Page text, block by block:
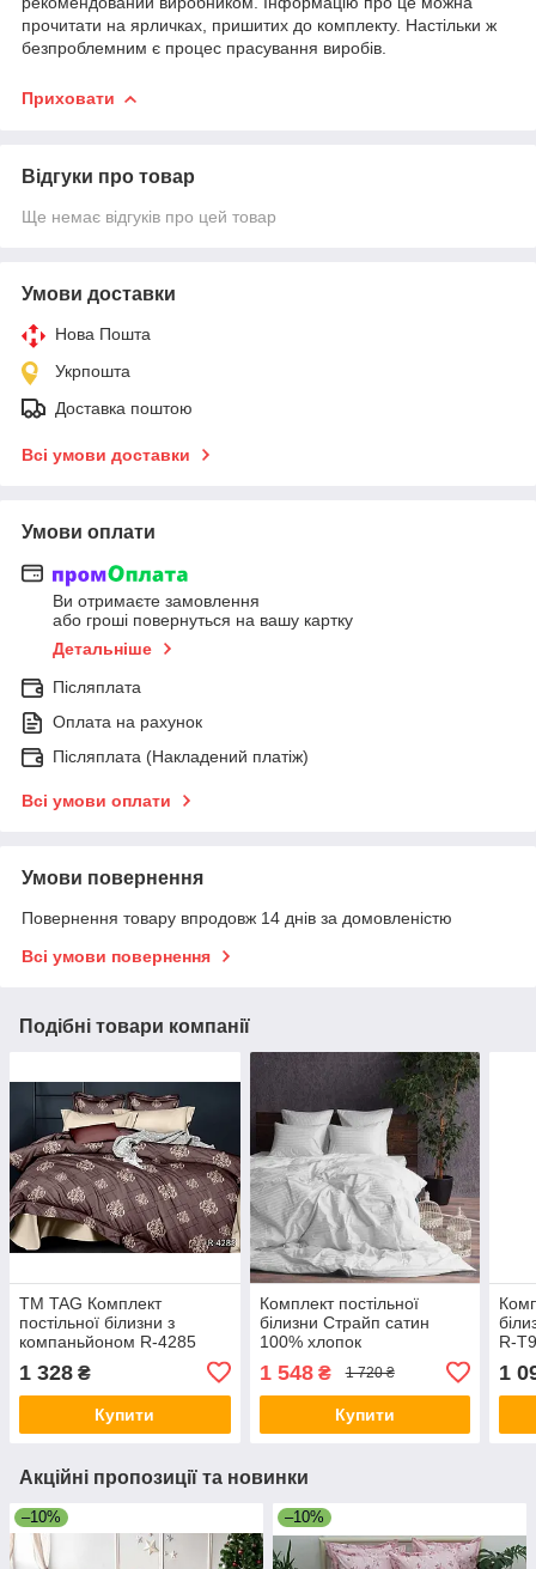
прочитати на ярличках, пришитих до комплекту. Настільки ж
безпроблемним є процес прасування виробів.
Приховати
Відгуки про товар
Ще немає відгуків про цей товар
Умови доставки
Нова Пошта
Укрпошта
Доставка поштою
Всі умови доставки
Умови оплати
Ви отримаєте замовлення
або гроші повернуться на вашу картку
Детальніше
Післяплата
Оплата на рахунок
Післяплата (Накладений платіж)
Всі умови оплати
Умови повернення
Повернення товару впродовж 14 днів за домовленістю
Всі умови повернення
Подібні товари компанії
ТМ TAG Комплект
постільної білизни з
компаньйоном R-4285
1 328 ₴
Купити
Комплект постільної
білизни Страйп сатин
100% хлопок
1 548₴ 1 720 ₴
Купити
R-
1
Акційні пропозиції та новинки
–10% –10%